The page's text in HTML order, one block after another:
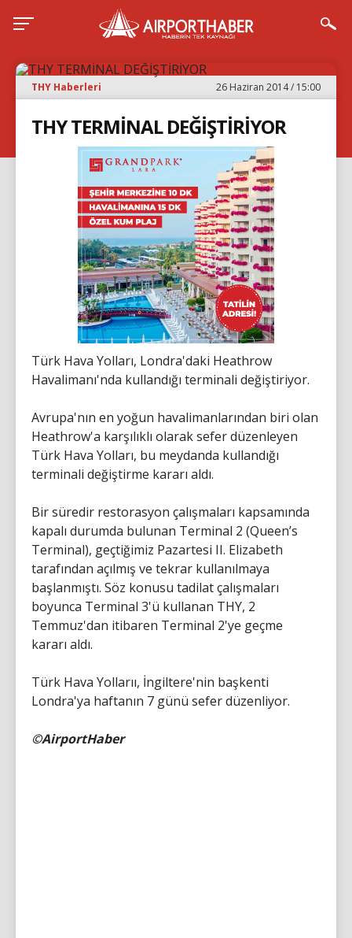
THY Haberleri 26 Haziran 2014 / 15:00
THY TERMİNAL DEĞİŞTİRİYOR
Türk Hava Yolları, Londra'daki Heathrow
Havalimanı'nda kullandığı terminali değiştiriyor.
Avrupa'nın en yoğun havalimanlarından biri olan
Heathrow'a karşılıklı olarak sefer düzenleyen
Türk Hava Yolları, bu meydanda kullandığı
terminali değiştirme kararı aldı.
Bir süredir restorasyon çalışmaları kapsamında
kapalı durumda bulunan Terminal 2 (Queen’s
Terminal), geçtiğimiz Pazartesi II. Elizabeth
tarafından açılmış ve tekrar kullanılmaya
başlanmıştı. Söz konusu tadilat çalışmaları
boyunca Terminal 3'ü kullanan THY, 2
Temmuz'dan itibaren Terminal 2'ye geçme
kararı aldı.
Türk Hava Yollarıı, İngiltere'nin başkenti
Londra'ya haftanın 7 günü sefer düzenliyor.
©AirportHaber